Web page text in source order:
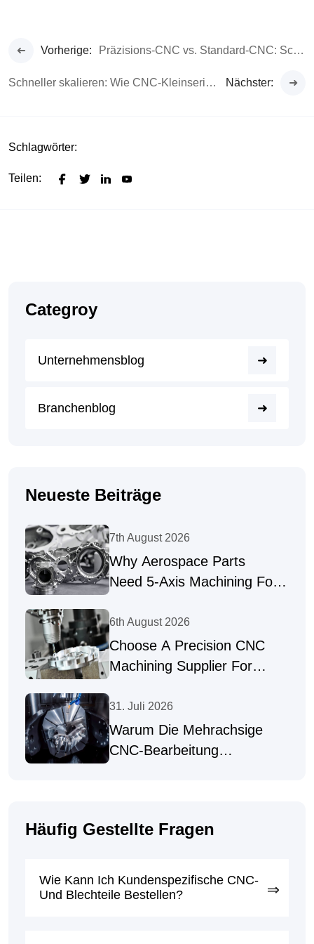
Vorherige: Präzisions-CNC vs. Standard-CNC: Schluss mit Geldverlusten durch minderwertige Teile
Schneller skalieren: Wie CNC-Kleinserienfertigung Startups stärkt Nächster:
Schlagwörter:
Teilen:
Categroy
Unternehmensblog
Branchenblog
Neueste Beiträge
7th August 2026
Why Aerospace Parts
Need 5-Axis Machining For
6th August 2026
Choose A Precision CNC
Machining Supplier For
31. Juli 2026
Warum Die Mehrachsige
CNC-Bearbeitung
Häufig Gestellte Fragen
Wie Kann Ich Kundenspezifische CNC-
Und Blechteile Bestellen?